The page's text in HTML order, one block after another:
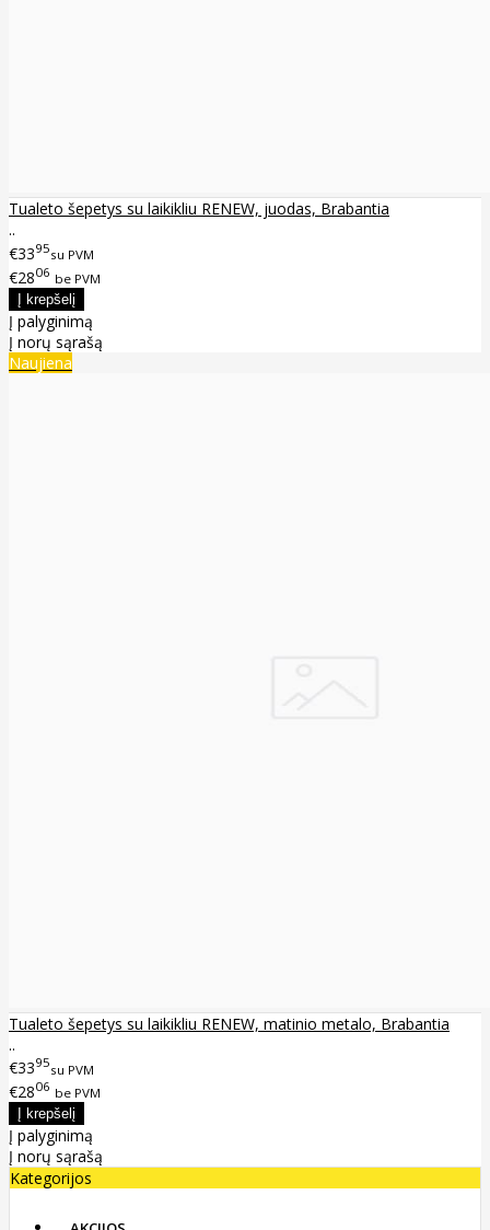
Tualeto šepetys su laikikliu RENEW, juodas, Brabantia
..
€3395su PVM
€2806 be PVM
Į palyginimą
Į norų sąrašą
Naujiena
Tualeto šepetys su laikikliu RENEW, matinio metalo, Brabantia
..
€3395su PVM
€2806 be PVM
Į palyginimą
Į norų sąrašą
Kategorijos